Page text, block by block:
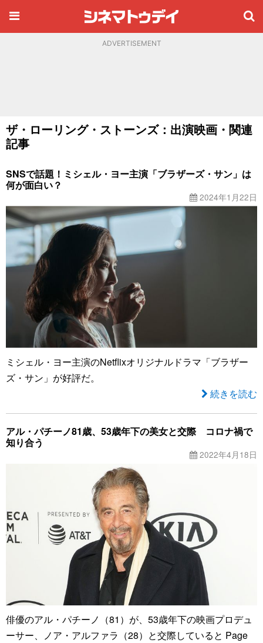
ADVERTISEMENT
ザ・ローリング・ストーンズ：出演映画・関連
記事
SNSで話題！ミシェル・ヨー主演「ブラザーズ・サン」は
何が面白い？
2024年1月22日
ミシェル・ヨー主演のNetflixオリジナルドラマ「ブラザー
ズ・サン」が好評だ。
続きを読む
アル・パチーノ81歳、53歳年下の美女と交際 コロナ禍で
知り合う
2022年4月18日
俳優のアル・パチーノ（81）が、53歳年下の映画プロデュ
ーサー、ノア・アルファラ（28）と交際していると Page